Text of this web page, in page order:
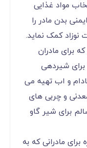
مواد غذایی
بدن مادر را
کمک نماید.
برای مادران
شیردهی
و اب تهیه می‌
و چربی‌ های
برای شیر گاو
مادرانی که به